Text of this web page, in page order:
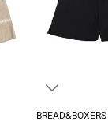
BREAD&BOXERS